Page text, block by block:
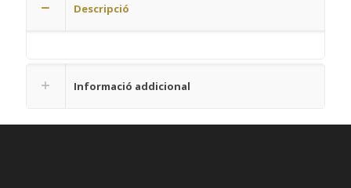
Descripció
Informació addicional